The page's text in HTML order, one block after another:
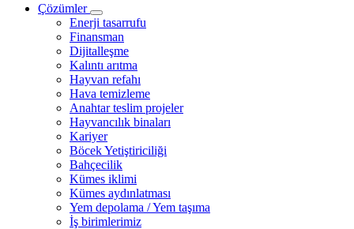
Çözümler
Enerji tasarrufu
Finansman
Dijitalleşme
Kalıntı arıtma
Hayvan refahı
Hava temizleme
Anahtar teslim projeler
Hayvancılık binaları
Kariyer
Böcek Yetiştiriciliği
Bahçecilik
Kümes iklimi
Kümes aydınlatması
Yem depolama / Yem taşıma
İş birimlerimiz